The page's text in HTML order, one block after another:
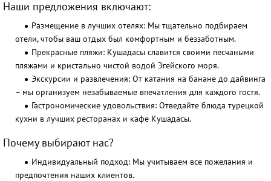
Наши предложения включают:
Размещение в лучших отелях: Мы тщательно подбираем
отели, чтобы ваш отдых был комфортным и беззаботным.
Прекрасные пляжи: Кушадасы славится своими песчаными
пляжами и кристально чистой водой Эгейского моря.
Экскурсии и развлечения: От катания на банане до дайвинга
– мы организуем незабываемые впечатления для каждого гостя.
Гастрономические удовольствия: Отведайте блюда турецкой
кухни в лучших ресторанах и кафе Кушадасы.
Почему выбирают нас?
Индивидуальный подход: Мы учитываем все пожелания и
предпочтения наших клиентов.